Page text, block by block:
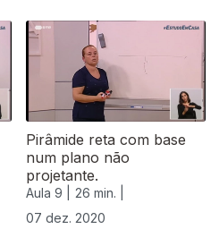
Pirâmide reta com base
num plano não
projetante.
Aula 9 |
26 min. |
07 dez. 2020